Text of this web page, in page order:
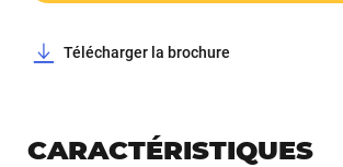
Télécharger la brochure
CARACTÉRISTIQUES